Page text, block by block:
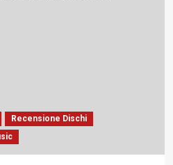
Recensione Dischi